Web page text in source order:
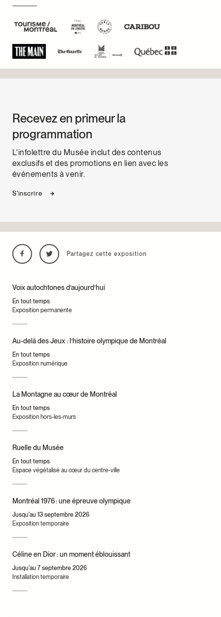
Recevez en primeur la
programmation
L'infolettre du Musée inclut des contenus
exclusifs et des promotions en lien avec les
événements à venir.
S'inscrire
Partagez cette exposition
Voix autochtones d’aujourd’hui
En tout temps
Exposition permanente
Au-delà des Jeux : l’histoire olympique de Montréal
En tout temps
Exposition numérique
La Montagne au cœur de Montréal
En tout temps
Exposition hors-les-murs
Ruelle du Musée
En tout temps
Espace végétalisé au cœur du centre-ville
Montréal 1976 : une épreuve olympique
Jusqu'au 13 septembre 2026
Exposition temporaire
Céline en Dior : un moment éblouissant
Jusqu'au 7 septembre 2026
Installation temporaire